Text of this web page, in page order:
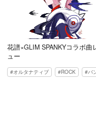
花譜×GLIM SPANKYコラボ曲
ュー
オルタナティブ ROCK バ